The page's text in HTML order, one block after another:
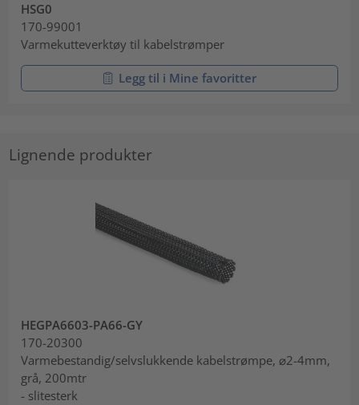
HSG0
170-99001
Varmekutteverktøy til kabelstrømper
Legg til i Mine favoritter
Lignende produkter
HEGPA6603-PA66-GY
170-20300
Varmebestandig/selvslukkende kabelstrømpe, ⌀2-4mm,
grå, 200mtr
- slitesterk